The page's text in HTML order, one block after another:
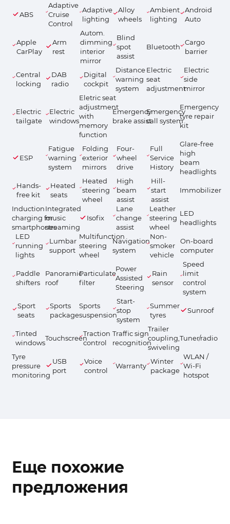
ABS
Adaptive
Cruise
Control
Adaptive
lighting
Alloy
wheels
Ambient
lighting
Android
Auto
Apple
CarPlay
Arm
rest
Autom.
dimming
interior
mirror
Blind
spot
assist
Bluetooth
Cargo
barrier
Central
locking
DAB
radio
Digital
cockpit
Distance
warning
system
Electric
seat
adjustment
Electric
side
mirror
Electric
tailgate
Electric
windows
Eletric seat
adjustment
with
memory
function
Emergency
brake assist
Emergency
call system
Emergency
tyre repair
kit
ESP
Fatigue
warning
system
Folding
exterior
mirrors
Four-
wheel
drive
Full
Service
History
Glare-free
high
beam
headlights
Hands-
free kit
Heated
seats
Heated
steering
wheel
High
beam
assist
Hill-
start
assist
Immobilizer
Induction
charging for
smartphones
Integrated
music
streaming
Isofix
Lane
change
assist
Leather
steering
wheel
LED
headlights
LED
running
lights
Lumbar
support
Multifunction
steering
wheel
Navigation
system
Non-
smoker
vehicle
On-board
computer
Paddle
shifters
Panoramic
roof
Particulate
filter
Power
Assisted
Steering
Rain
sensor
Speed
limit
control
system
Sport
seats
Sports
package
Sports
suspension
Start-
stop
system
Summer
tyres
Sunroof
Tinted
windows
Touchscreen
Traction
control
Traffic sign
recognition
Trailer
coupling,
swiveling
Tuner/radio
Tyre
pressure
monitoring
USB
port
Voice
control
Warranty
Winter
package
WLAN /
Wi-Fi
hotspot
Еще похожие
предложения